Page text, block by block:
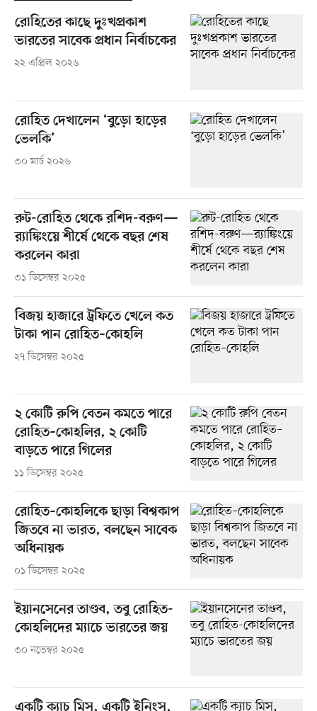
রোহিতের কাছে দুঃখপ্রকাশ
ভারতের সাবেক প্রধান নির্বাচকের
২২ এপ্রিল ২০২৬
রোহিত দেখালেন ‘বুড়ো হাড়ের
ভেলকি’
৩০ মার্চ ২০২৬
রুট-রোহিত থেকে রশিদ-বরুণ—
র‌্যাঙ্কিংয়ে শীর্ষে থেকে বছর শেষ
করলেন কারা
৩১ ডিসেম্বর ২০২৫
বিজয় হাজারে ট্রফিতে খেলে কত
টাকা পান রোহিত–কোহলি
২৭ ডিসেম্বর ২০২৫
২ কোটি রুপি বেতন কমতে পারে
রোহিত–কোহলির, ২ কোটি
বাড়তে পারে গিলের
১১ ডিসেম্বর ২০২৫
রোহিত–কোহলিকে ছাড়া বিশ্বকাপ
জিতবে না ভারত, বলছেন সাবেক
অধিনায়ক
০১ ডিসেম্বর ২০২৫
ইয়ানসেনের তাণ্ডব, তবু রোহিত-
কোহলিদের ম্যাচে ভারতের জয়
৩০ নভেম্বর ২০২৫